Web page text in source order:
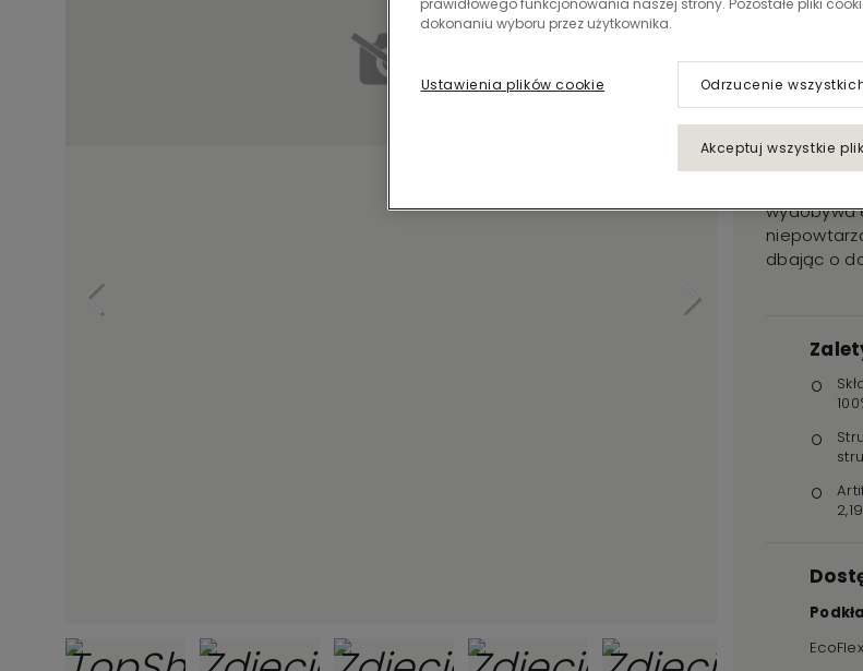
989
Bruut
wydobywa
dbając o
dokonaniu wyboru przez użytkownika.
Ustawienia plików cookie Odrzucenie
Akceptuj wszystkie